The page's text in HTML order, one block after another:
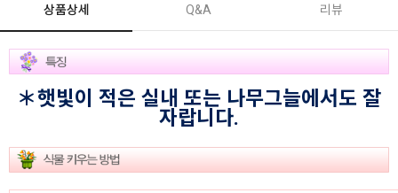
상품상세 Q&A 리뷰
＊햇빛이 적은 실내 또는 나무그늘에서도 잘
자랍니다.